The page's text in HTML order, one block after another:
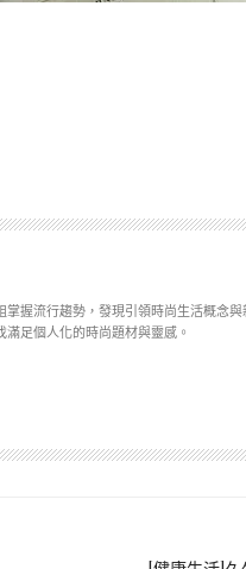
掌握流行趨勢，發現引領時尚生活概念
滿足個人化的時尚題材與靈感。